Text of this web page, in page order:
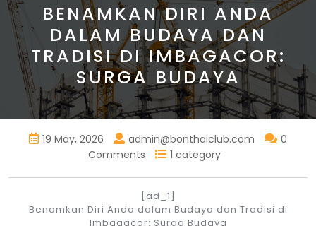
BENAMKAN DIRI ANDA
DALAM BUDAYA DAN
TRADISI DI IMBAGACOR:
SURGA BUDAYA
19 May, 2026 admin@bonthaiclub.com
0
Comments
1 category
[ad_1]
Benamkan Diri Anda dalam Budaya dan Tradisi di
Imbagacor: Surga Budaya